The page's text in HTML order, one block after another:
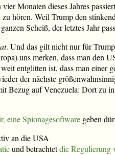
Monaten dieses Jahres
hören. Weil Trump den
Scheiß, der letztes Jahr
. Und das gilt nicht nur für
uns merken, dass man den
entglitten ist, dass man einer
der nächste
Bezug auf Venezuela: Dort zu
eine Spionagesoftware geben
an die USA
und betrachtetdie Regulierung